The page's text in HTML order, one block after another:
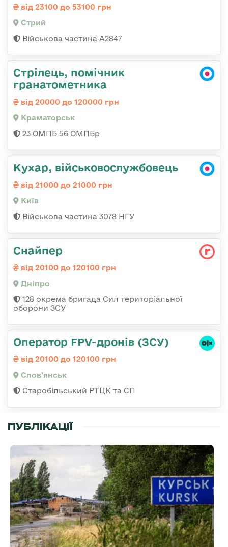
від 23100 до 53100 грн
Стрий
Військова частина А2847
Стрілець, помічник
гранатометника
від 20000 до 120000 грн
Краматорськ
23 ОМПБ 56 ОМПБр
Кухар, військовослужбовець
від 21000 до 21000 грн
Київ
Військова частина 3078 НГУ
Снайпер
від 20100 до 120100 грн
Дніпро
128 окрема бригада Сил територіальної
оборони ЗСУ
Оператор FPV-дронів (ЗСУ)
від 20100 до 120100 грн
Слов'янськ
Старобільський РТЦК та СП
ПУБЛІКАЦІЇ